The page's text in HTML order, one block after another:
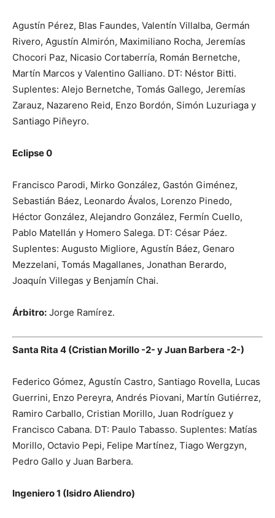
Agustín Pérez, Blas Faundes, Valentín Villalba, Germán
Rivero, Agustín Almirón, Maximiliano Rocha, Jeremías
Chocori Paz, Nicasio Cortaberría, Román Bernetche,
Martín Marcos y Valentino Galliano. DT: Néstor Bitti.
Suplentes: Alejo Bernetche, Tomás Gallego, Jeremías
Zarauz, Nazareno Reid, Enzo Bordón, Simón Luzuriaga y
Santiago Piñeyro.
Eclipse 0
Francisco Parodi, Mirko González, Gastón Giménez,
Sebastián Báez, Leonardo Ávalos, Lorenzo Pinedo,
Héctor González, Alejandro González, Fermín Cuello,
Pablo Matellán y Homero Salega. DT: César Páez.
Suplentes: Augusto Migliore, Agustín Báez, Genaro
Mezzelani, Tomás Magallanes, Jonathan Berardo,
Joaquín Villegas y Benjamín Chai.
Árbitro: Jorge Ramírez.
Santa Rita 4 (Cristian Morillo -2- y Juan Barbera -2-)
Federico Gómez, Agustín Castro, Santiago Rovella, Lucas
Guerrini, Enzo Pereyra, Andrés Piovani, Martín Gutiérrez,
Ramiro Carballo, Cristian Morillo, Juan Rodríguez y
Francisco Cabana. DT: Paulo Tabasso. Suplentes: Matías
Morillo, Octavio Pepi, Felipe Martínez, Tiago Wergzyn,
Pedro Gallo y Juan Barbera.
Ingeniero 1 (Isidro Aliendro)